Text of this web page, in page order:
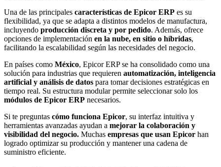
Una de las principales características de Epicor ERP es su
flexibilidad, ya que se adapta a distintos modelos de manufactura,
incluyendo producción discreta y por pedido. Además, ofrece
opciones de implementación en la nube, en sitio o híbridas,
facilitando la escalabilidad según las necesidades del negocio.
En países como México, Epicor ERP se ha consolidado como una
solución para industrias que requieren automatización, inteligencia
artificial y análisis de datos para tomar decisiones estratégicas en
tiempo real. Su estructura modular permite seleccionar solo los
módulos de Epicor ERP necesarios.
Si te preguntas cómo funciona Epicor, su interfaz intuitiva y
herramientas avanzadas ayudan a mejorar la colaboración y
visibilidad del negocio. Muchas empresas que usan Epicor han
logrado optimizar su producción y mantener una cadena de
suministro eficiente.